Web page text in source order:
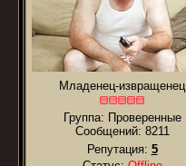
Младенец-извращенец
Группа: Проверенные
Сообщений: 8211
Репутация: 5